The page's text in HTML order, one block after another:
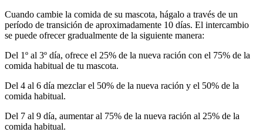
Cuando cambie la comida de su mascota, hágalo a través de un
período de transición de aproximadamente 10 días. El intercambio
se puede ofrecer gradualmente de la siguiente manera:
Del 1º al 3º día, ofrece el 25% de la nueva ración con el 75% de la
comida habitual de tu mascota.
Del 4 al 6 día mezclar el 50% de la nueva ración y el 50% de la
comida habitual.
Del 7 al 9 día, aumentar al 75% de la nueva ración al 25% de la
comida habitual.